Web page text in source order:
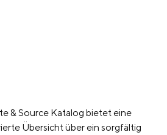
& Source Katalog bietet eine
Übersicht über ein sorgfältig